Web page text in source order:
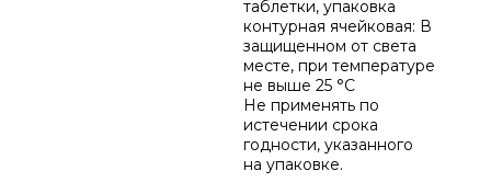
таблетки, упаковка
контурная ячейковая: В
защищенном от света
месте, при температуре
не выше 25 °C
Не применять по
истечении срока
годности, указанного
на упаковке.